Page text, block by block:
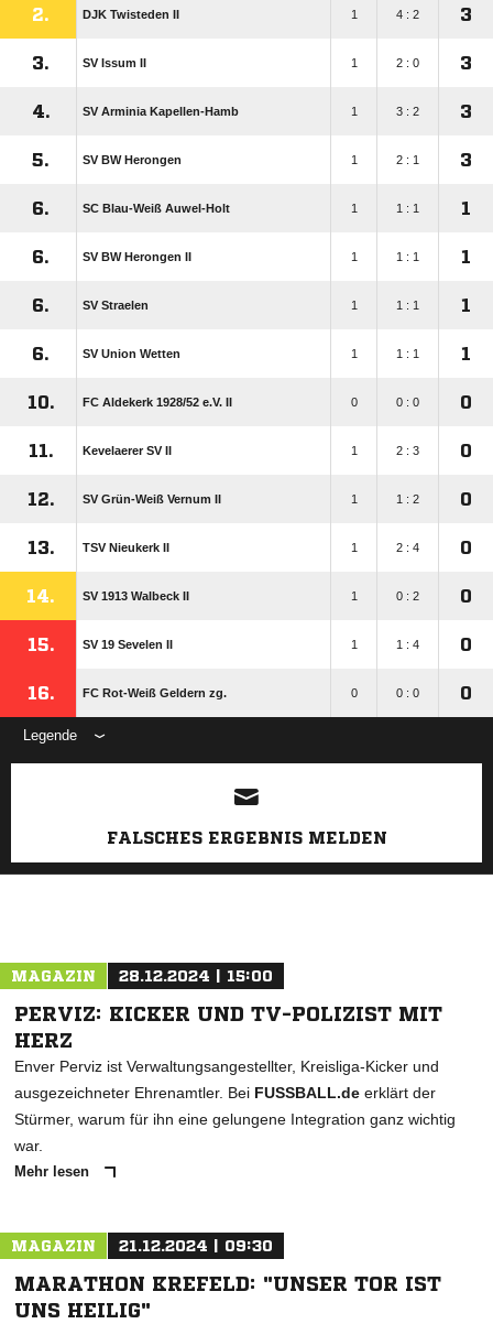
2. DJK Twisteden II 1 4 : 2 3
3. SV Issum II 1 2 : 0 3
4. SV Arminia Kapellen-Hamb 1 3 : 2 3
5. SV BW Herongen 1 2 : 1 3
6. SC Blau-Weiß Auwel-Holt 1 1 : 1 1
6. SV BW Herongen II 1 1 : 1 1
6. SV Straelen 1 1 : 1 1
6. SV Union Wetten 1 1 : 1 1
10. FC Aldekerk 1928/​52 e.V. II 0 0 : 0 0
11. Kevelaerer SV II 1 2 : 3 0
12. SV Grün-Weiß Vernum II 1 1 : 2 0
13. TSV Nieukerk II 1 2 : 4 0
14. SV 1913 Walbeck II 1 0 : 2 0
15. SV 19 Sevelen II 1 1 : 4 0
16. FC Rot-Weiß Geldern zg. 0 0 : 0 0
Legende
ANZEIGE
FALSCHES ERGEBNIS MELDEN
MAGAZIN 28.12.2024 | 15:00
PERVIZ: KICKER UND TV-POLIZIST MIT
HERZ
Enver Perviz ist Verwaltungsangestellter, Kreisliga-Kicker und
ausgezeichneter Ehrenamtler. Bei FUSSBALL.de erklärt der
Stürmer, warum für ihn eine gelungene Integration ganz wichtig
war.
Mehr lesen
MAGAZIN 21.12.2024 | 09:30
MARATHON KREFELD: "UNSER TOR IST
UNS HEILIG"